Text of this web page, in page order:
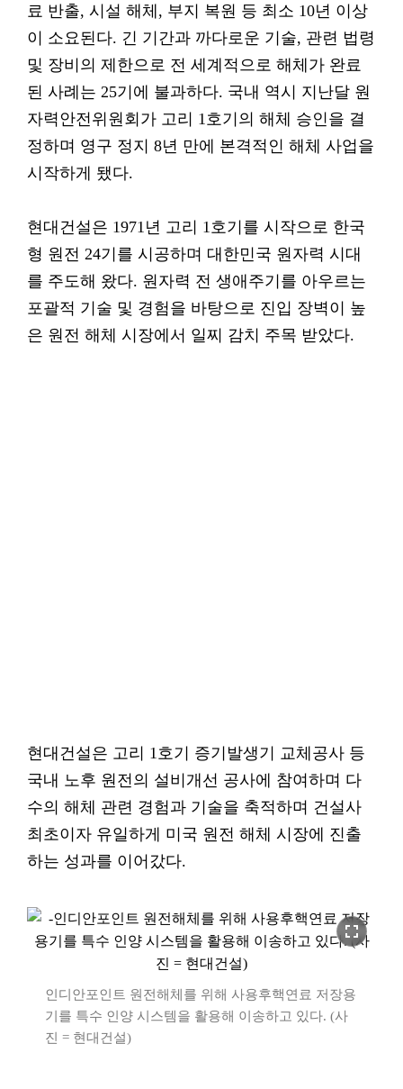
료 반출, 시설 해체, 부지 복원 등 최소 10년 이상
이 소요된다. 긴 기간과 까다로운 기술, 관련 법령
및 장비의 제한으로 전 세계적으로 해체가 완료
된 사례는 25기에 불과하다. 국내 역시 지난달 원
자력안전위원회가 고리 1호기의 해체 승인을 결
정하며 영구 정지 8년 만에 본격적인 해체 사업을
시작하게 됐다.
현대건설은 1971년 고리 1호기를 시작으로 한국
형 원전 24기를 시공하며 대한민국 원자력 시대
를 주도해 왔다. 원자력 전 생애주기를 아우르는
포괄적 기술 및 경험을 바탕으로 진입 장벽이 높
은 원전 해체 시장에서 일찌 감치 주목 받았다.
현대건설은 고리 1호기 증기발생기 교체공사 등
국내 노후 원전의 설비개선 공사에 참여하며 다
수의 해체 관련 경험과 기술을 축적하며 건설사
최초이자 유일하게 미국 원전 해체 시장에 진출
하는 성과를 이어갔다.
fullscreen
인디안포인트 원전해체를 위해 사용후핵연료 저장용
기를 특수 인양 시스템을 활용해 이송하고 있다. (사
진 = 현대건설)